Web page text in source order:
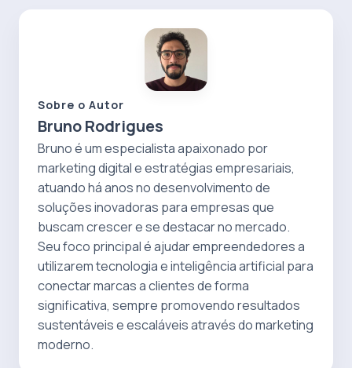
Sobre o Autor
Bruno Rodrigues
Bruno é um especialista apaixonado por
marketing digital e estratégias empresariais,
atuando há anos no desenvolvimento de
soluções inovadoras para empresas que
buscam crescer e se destacar no mercado.
Seu foco principal é ajudar empreendedores a
utilizarem tecnologia e inteligência artificial para
conectar marcas a clientes de forma
significativa, sempre promovendo resultados
sustentáveis e escaláveis através do marketing
moderno.